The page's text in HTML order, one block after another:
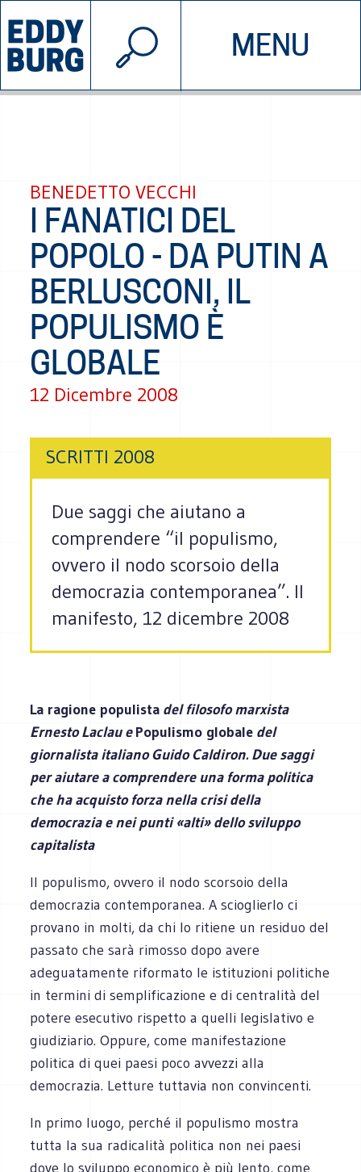
MENU
INIZIATIVE CHI SIAMO
© 2026 EDDYBURG
BENEDETTO VECCHI
I FANATICI DEL
POPOLO - DA PUTIN A
BERLUSCONI, IL
POPULISMO È
GLOBALE
12 Dicembre 2008
SCRITTI 2008
Due saggi che aiutano a
comprendere “il populismo,
ovvero il nodo scorsoio della
democrazia contemporanea”. Il
manifesto, 12 dicembre 2008
La ragione populista del filosofo marxista
Ernesto Laclau ePopulismo globale del
giornalista italiano Guido Caldiron. Due saggi
per aiutare a comprendere una forma politica
che ha acquisto forza nella crisi della
democrazia e nei punti «alti» dello sviluppo
capitalista
Il populismo, ovvero il nodo scorsoio della
democrazia contemporanea. A scioglierlo ci
provano in molti, da chi lo ritiene un residuo del
passato che sarà rimosso dopo avere
adeguatamente riformato le istituzioni politiche
in termini di semplificazione e di centralità del
potere esecutivo rispetto a quelli legislativo e
giudiziario. Oppure, come manifestazione
politica di quei paesi poco avvezzi alla
democrazia. Letture tuttavia non convincenti.
In primo luogo, perché il populismo mostra
tutta la sua radicalità politica non nei paesi
dove lo sviluppo economico è più lento, come